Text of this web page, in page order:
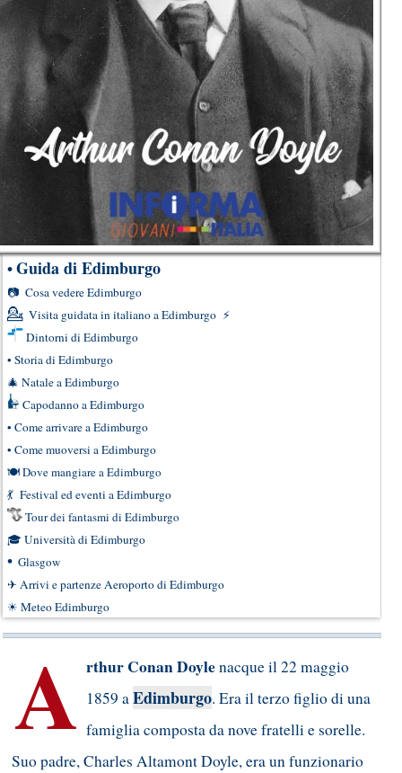
•Guida di Edimburgo
📷 Cosa vedere Edimburgo
💁 Visita guidata in italiano a Edimburgo ⚡
Dintorni di Edimburgo
• Storia di Edimburgo
🎄 Natale a Edimburgo
Capodanno a Edimburgo
• Come arrivare a Edimburgo
• Come muoversi a Edimburgo
🍽Dove mangiare a Edimburgo
💃 Festival ed eventi a Edimburgo
Tour dei fantasmi di Edimburgo
🎓 Università di Edimburgo
• Glasgow
✈ Arrivi e partenze Aeroporto di Edimburgo
☀ Meteo Edimburgo
A rthur Conan Doylenacque il 22 maggio
1859 aEdimburgo. Era il terzo figlio di una
famiglia composta da nove fratelli e sorelle.
Suo padre, Charles Altamont Doyle, era un funzionario